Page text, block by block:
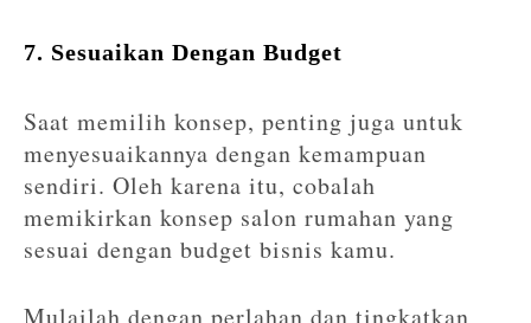
7. Sesuaikan Dengan Budget
Saat memilih konsep, penting juga untuk
menyesuaikannya dengan kemampuan
sendiri. Oleh karena itu, cobalah
memikirkan konsep salon rumahan yang
sesuai dengan budget bisnis kamu.
Mulailah dengan perlahan dan tingkatkan